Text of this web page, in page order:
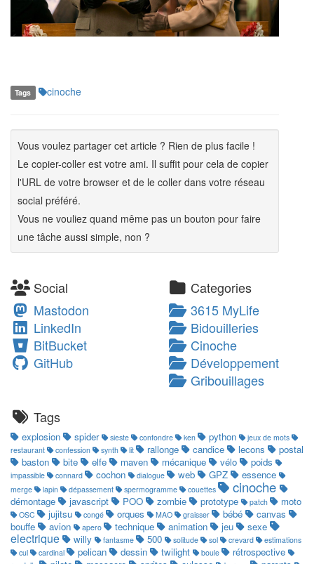
Tags cinoche
Vous voulez partager cet article ? Rien de plus facile !
Le copier-coller est votre ami. Il suffit pour cela de copier
l'URL de votre browser et de le coller dans votre réseau
social préféré.
Vous ne vouliez quand même pas un bouton pour faire
une tâche aussi simple, non ?
Social
Mastodon
LinkedIn
BitBucket
GitHub
Categories
3615 MyLife
Bidouilleries
Cinoche
Développement
Gribouillages
Tags
explosion spider sieste confondre ken python
jeux de mots
restaurant
confession synth lit rallonge candice lecons
postal
baston
bite elfe maven mécanique vélo poids
impassible connard cochon dialogue web GPZ essence
merge lapin dépassement spermogramme couettes cinoche
démontage javascript POO zombie prototype patch moto
OSC jujitsu congé orques MAO graisser bébé
canvas
bouffe
avion apero technique animation jeu sexe
electrique willy fantasme 500 solitude sol crevard
estimations
cul
cardinal pelican dessin twilight boule rétrospective